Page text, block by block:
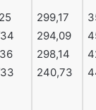
299,17
294,09
298,14
240,73